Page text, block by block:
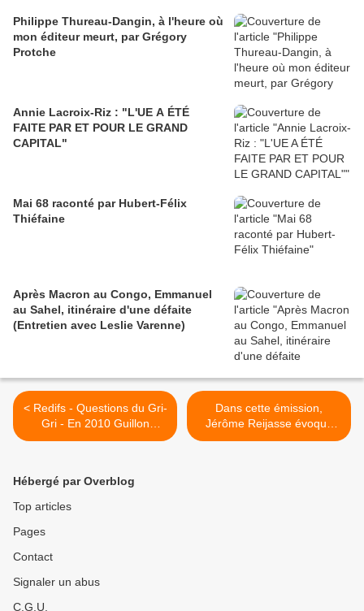
Philippe Thureau-Dangin, à l'heure où
mon éditeur meurt, par Grégory
Protche
Annie Lacroix-Riz : "L'UE A ÉTÉ
FAITE PAR ET POUR LE GRAND
CAPITAL"
Mai 68 raconté par Hubert-Félix
Thiéfaine
Après Macron au Congo, Emmanuel
au Sahel, itinéraire d'une défaite
(Entretien avec Leslie Varenne)
< Redifs - Questions du Gri-
Gri - En 2010 Guillon
remplace Dieudonné
Dans cette émission,
Jérôme Reijasse évoque
les supporters du PSG (et
Hébergé par Overblog
Top articles
Pages
Contact
Signaler un abus
C.G.U.